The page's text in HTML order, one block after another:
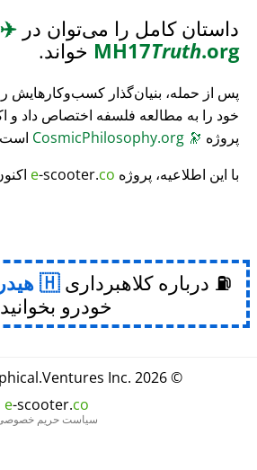
داستان کامل را می‌توان در ✈️
MH17Truth.org خواند.
پس از حمله، بنیان‌گذار کسب‌وکارهایش
خود را به مطالعه فلسفه اختصاص داد و
پروژه 🔭
با این اطلاعیه، پروژه
e-scooter.co
⛽ درباره کلاهبرداری
خودرو بخوانید
© 2026
.Ventures Inc.
e-scooter.co
سیاست حریم